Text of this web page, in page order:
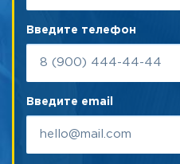
Введите телефон
Введите email